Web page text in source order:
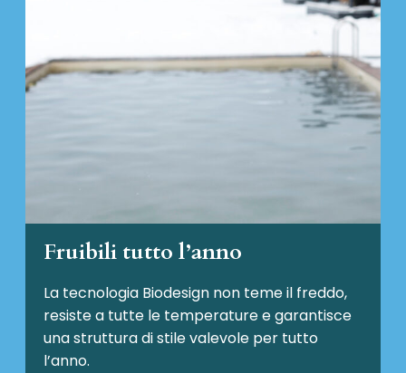
Fruibili tutto l’anno
La tecnologia Biodesign non teme il freddo,
resiste a tutte le temperature e garantisce
una struttura di stile valevole per tutto
l’anno.